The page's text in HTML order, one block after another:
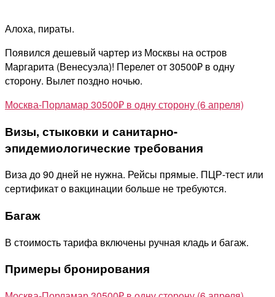
Алоха, пираты.
Появился дешевый чартер из Москвы на остров
Маргарита (Венесуэла)! Перелет от 30500₽ в одну
сторону. Вылет поздно ночью.
Москва-Порламар 30500₽ в одну сторону (6 апреля)
Визы, стыковки и санитарно-
эпидемиологические требования
Виза до 90 дней не нужна. Рейсы прямые. ПЦР-тест или
сертификат о вакцинации больше не требуются.
Багаж
В стоимость тарифа включены ручная кладь и багаж.
Примеры бронирования